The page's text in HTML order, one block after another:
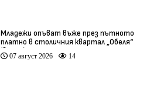
Младежи опъват въже през пътното
платно в столичния квартал „Обеля“
(видео)
07 август 2026 14